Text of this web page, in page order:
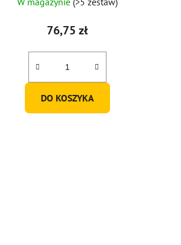
76,75 zł
DO KOSZYKA